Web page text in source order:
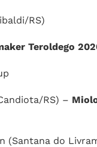
RS)
Teroldego
RS) –
(Santana do